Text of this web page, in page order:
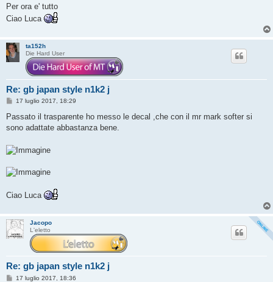
Per ora e' tutto
Ciao Luca
ta152h
Die Hard User
Re: gb japan style n1k2 j
M
s
a
g
i
17 luglio 2017, 18:29
Passato il trasparente ho messo le decal ,che con il mr mark softer si
sono adattate abbastanza bene.
Ciao Luca
Jacopo
L'eletto
Re: gb japan style n1k2 j
M17 luglio 2017, 18:36